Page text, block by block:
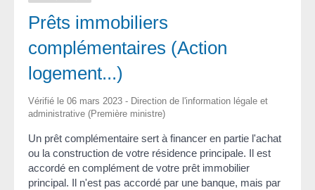
Prêts immobiliers
complémentaires (Action
logement...)
Vérifié le 06 mars 2023 - Direction de l'information légale et
administrative (Première ministre)
Un prêt complémentaire sert à financer en partie l'achat
ou la construction de votre résidence principale. Il est
accordé en complément de votre prêt immobilier
principal. Il n'est pas accordé par une banque, mais par